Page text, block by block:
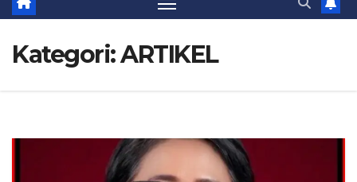
Kategori:ARTIKEL